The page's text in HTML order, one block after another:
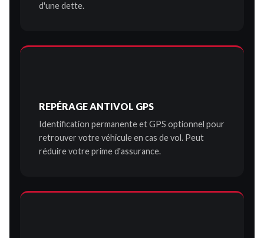
d'une dette.
REPÉRAGE ANTIVOL GPS
Identification permanente et GPS optionnel pour
retrouver votre véhicule en cas de vol. Peut
réduire votre prime d'assurance.